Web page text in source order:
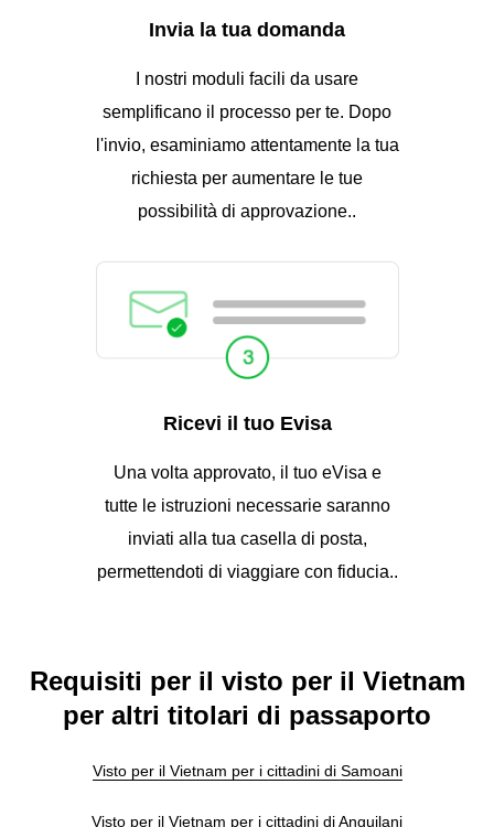
Invia la tua domanda
I nostri moduli facili da usare
semplificano il processo per te. Dopo
l'invio, esaminiamo attentamente la tua
richiesta per aumentare le tue
possibilità di approvazione..
Ricevi il tuo Evisa
Una volta approvato, il tuo eVisa e
tutte le istruzioni necessarie saranno
inviati alla tua casella di posta,
permettendoti di viaggiare con fiducia..
Requisiti per il visto per il Vietnam
per altri titolari di passaporto
Visto per il Vietnam per i cittadini di Samoani
Visto per il Vietnam per i cittadini di Anguilani